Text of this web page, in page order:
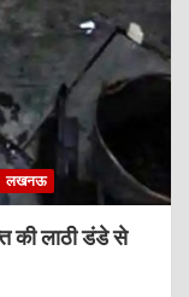
लखनऊ
की लाठी डंडे से